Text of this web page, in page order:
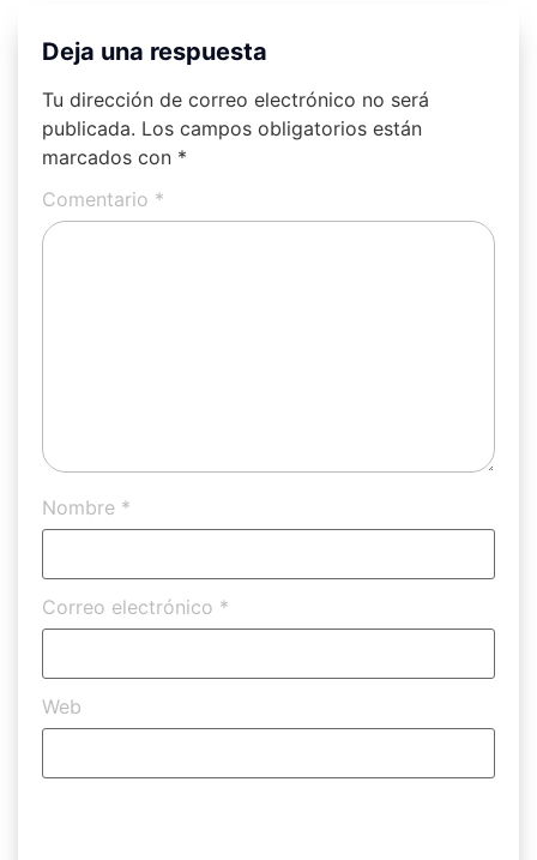
Deja una respuesta
Tu dirección de correo electrónico no será
publicada. Los campos obligatorios están
marcados con *
Comentario *
Nombre *
Correo electrónico *
Web